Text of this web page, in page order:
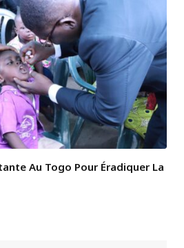
Au Togo Pour Éradiquer La